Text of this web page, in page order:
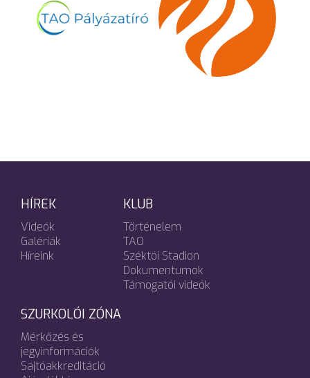
HÍREK
Videók
Galériák
Híreink
KLUB
Történelem
TAO
Széktói Stadion
Dokumentumok
Támogatói videók
SZURKOLÓI ZÓNA
Mérkőzés és
jegyinformációk
Sajtóakkreditáció